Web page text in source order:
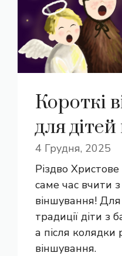
Короткі
для
4 Грудня, 2025
Різдво
саме час вчити
віншування!
традиції діти з
а після колядки
віншування.